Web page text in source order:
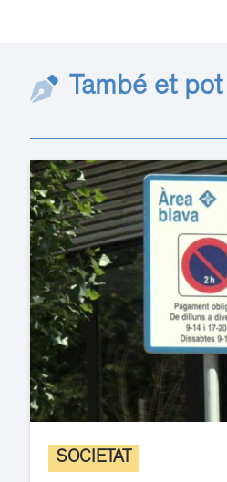
També et
SOCIETAT